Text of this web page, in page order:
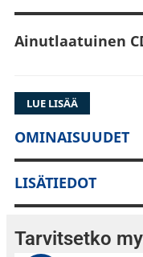
Ainutlaatuinen
PURE DIRECT
CD-C603 sisältää
on Yamahan
tuttu ja suosittu
kaukosäätimen
äänilähdön ja
mahdollisimman
LUE LISÄÄ
OMINAISUUDET
LISÄTIEDOT
Tarvitsetko